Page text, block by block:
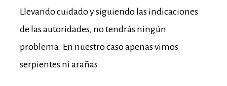
Llevando cuidado y siguiendo las indicaciones
de las autoridades, no tendrás ningún
problema. En nuestro caso apenas vimos
serpientes ni arañas.